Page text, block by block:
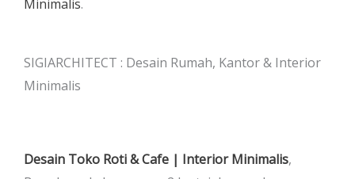
Minimalis.
SIGIARCHITECT : Desain Rumah, Kantor & Interior
Minimalis
Desain Toko Roti & Cafe | Interior Minimalis,